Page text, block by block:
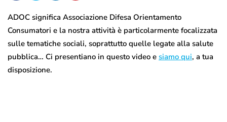
ADOC significa Associazione Difesa Orientamento
Consumatori e la nostra attività è particolarmente focalizzata
sulle tematiche sociali, soprattutto quelle legate alla salute
pubblica… Ci presentiano in questo video e siamo qui, a tua
disposizione.